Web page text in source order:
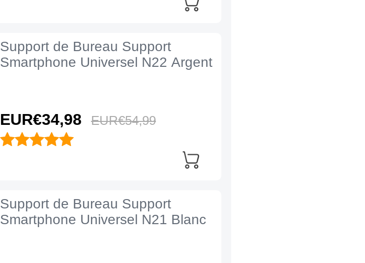
Support de Bureau Support
Smartphone Universel N22 Argent
EUR€34,98 EUR€54,99
Support de Bureau Support
Smartphone Universel N21 Blanc